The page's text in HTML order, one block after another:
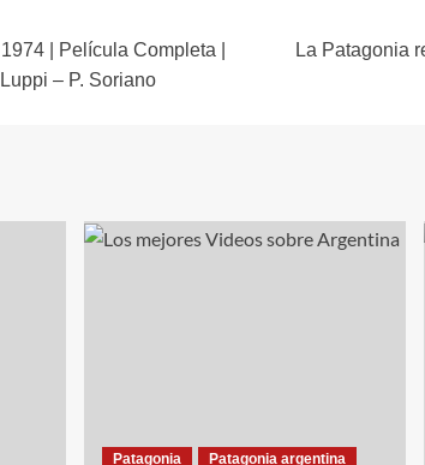
| Película Completa |
– P. Soriano
La Patagonia
Patagonia
Patagonia argentina